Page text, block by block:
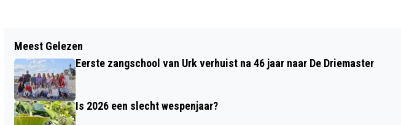
ONTWERP EN BEDRUK JE EIGEN TAS
PANTROPICA
Meest Gelezen
Eerste zangschool van Urk verhuist na 46 jaar naar De Driemaster
Is 2026 een slecht wespenjaar?